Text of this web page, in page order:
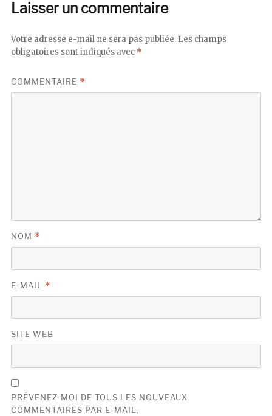
Laisser un commentaire
Votre adresse e-mail ne sera pas publiée. Les champs
obligatoires sont indiqués avec *
COMMENTAIRE *
NOM *
E-MAIL *
SITE WEB
PRÉVENEZ-MOI DE TOUS LES NOUVEAUX
COMMENTAIRES PAR E-MAIL.